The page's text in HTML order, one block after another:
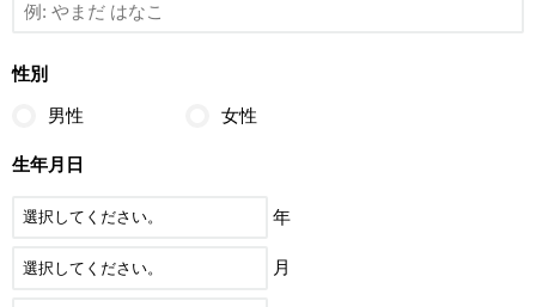
性別
男性 女性
生年月日
年
月